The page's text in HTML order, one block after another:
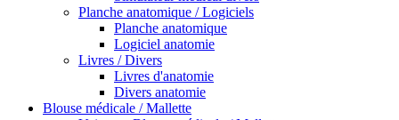
Planche anatomique / Logiciels
Planche anatomique
Logiciel anatomie
Livres / Divers
Livres d'anatomie
Divers anatomie
Blouse médicale / Mallette